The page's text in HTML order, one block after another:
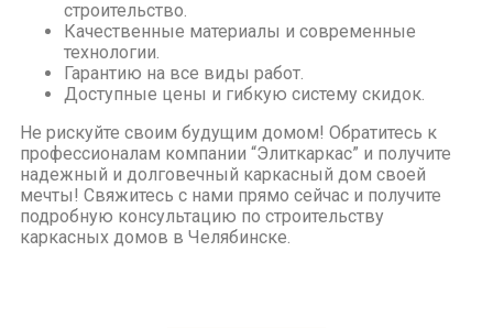
строительство.
Качественные материалы и современные
технологии.
Гарантию на все виды работ.
Доступные цены и гибкую систему скидок.
Не рискуйте своим будущим домом! Обратитесь к
профессионалам компании “Элиткаркас” и получите
надежный и долговечный каркасный дом своей
мечты! Свяжитесь с нами прямо сейчас и получите
подробную консультацию по строительству
каркасных домов в Челябинске.